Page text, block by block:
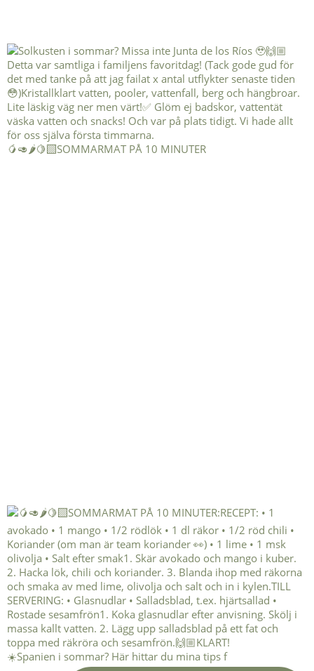
🥭🥑🌶️🍋‍🟩SOMMARMAT PÅ 10 MINUTER
☀️Spanien i sommar? Här hittar du mina tips f